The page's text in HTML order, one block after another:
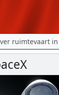
ruimtevaart in